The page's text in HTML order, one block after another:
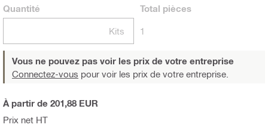
Quantité
Kits
Total pièces
1
Vous ne pouvez pas voir les prix de votre entreprise
Connectez-vous pour voir les prix de votre entreprise.
Prix net HT
À partir de 201,88 EUR